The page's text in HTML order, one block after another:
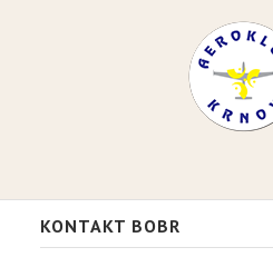
KONTAKT BOBR